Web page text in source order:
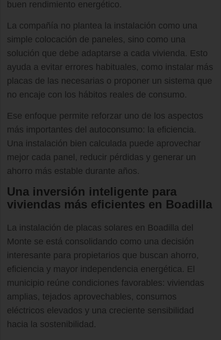
buen rendimiento energético.
La compañía no plantea la instalación como una
simple colocación de paneles, sino como una
solución que debe adaptarse a cada vivienda. Esto
ayuda a evitar errores habituales, como instalar más
placas de las necesarias o proponer un sistema que
no encaje con los hábitos reales de consumo.
Ese enfoque permite reforzar uno de los aspectos
más importantes del autoconsumo: la eficiencia.
Una instalación bien calculada puede aprovechar
mejor cada panel, reducir pérdidas y generar un
ahorro más estable durante años.
Una inversión inteligente para
viviendas más eficientes en Boadilla
La instalación de placas solares en Boadilla del
Monte se está consolidando como una decisión
interesante para propietarios que buscan ahorro,
eficiencia y mayor independencia energética. El
municipio reúne condiciones favorables: viviendas
amplias, tejados aprovechables, consumos
eléctricos elevados y una creciente sensibilidad
hacia la sostenibilidad.